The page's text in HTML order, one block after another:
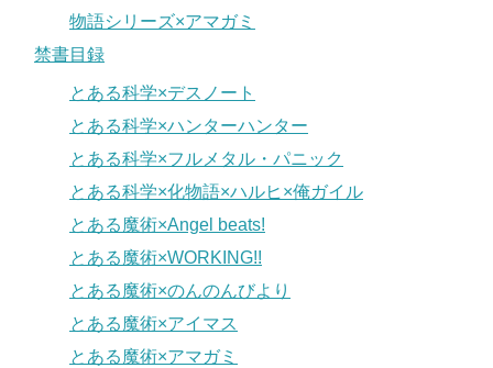
物語シリーズ×アマガミ
禁書目録
とある科学×デスノート
とある科学×ハンターハンター
とある科学×フルメタル・パニック
とある科学×化物語×ハルヒ×俺ガイル
とある魔術×Angel beats!
とある魔術×WORKING!!
とある魔術×のんのんびより
とある魔術×アイマス
とある魔術×アマガミ